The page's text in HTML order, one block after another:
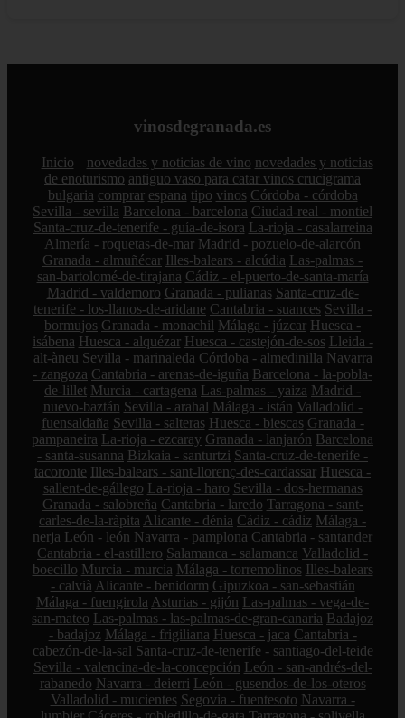
vinosdegranada.es
Inicio novedades y noticias de vino novedades y noticias
de enoturismo antiguo vaso para catar vinos crucigrama
bulgaria comprar espana tipo vinos Córdoba - córdoba
Sevilla - sevilla Barcelona - barcelona Ciudad-real - montiel
Santa-cruz-de-tenerife - guía-de-isora La-rioja - casalarreina
Almería - roquetas-de-mar Madrid - pozuelo-de-alarcón
Granada - almuñécar Illes-balears - alcúdia Las-palmas -
san-bartolomé-de-tirajana Cádiz - el-puerto-de-santa-maría
Madrid - valdemoro Granada - pulianas Santa-cruz-de-
tenerife - los-llanos-de-aridane Cantabria - suances Sevilla -
bormujos Granada - monachil Málaga - júzcar Huesca -
isábena Huesca - alquézar Huesca - castejón-de-sos Lleida -
alt-àneu Sevilla - marinaleda Córdoba - almedinilla Navarra
- zangoza Cantabria - arenas-de-iguña Barcelona - la-pobla-
de-lillet Murcia - cartagena Las-palmas - yaiza Madrid -
nuevo-baztán Sevilla - arahal Málaga - istán Valladolid -
fuensaldaña Sevilla - salteras Huesca - biescas Granada -
pampaneira La-rioja - ezcaray Granada - lanjarón Barcelona
- santa-susanna Bizkaia - santurtzi Santa-cruz-de-tenerife -
tacoronte Illes-balears - sant-llorenç-des-cardassar Huesca -
sallent-de-gállego La-rioja - haro Sevilla - dos-hermanas
Granada - salobreña Cantabria - laredo Tarragona - sant-
carles-de-la-ràpita Alicante - dénia Cádiz - cádiz Málaga -
nerja León - león Navarra - pamplona Cantabria - santander
Cantabria - el-astillero Salamanca - salamanca Valladolid -
boecillo Murcia - murcia Málaga - torremolinos Illes-balears
- calvià Alicante - benidorm Gipuzkoa - san-sebastián
Málaga - fuengirola Asturias - gijón Las-palmas - vega-de-
san-mateo Las-palmas - las-palmas-de-gran-canaria Badajoz
- badajoz Málaga - frigiliana Huesca - jaca Cantabria -
cabezón-de-la-sal Santa-cruz-de-tenerife - santiago-del-teide
Sevilla - valencina-de-la-concepción León - san-andrés-del-
rabanedo Navarra - deierri León - gusendos-de-los-oteros
Valladolid - mucientes Segovia - fuentesoto Navarra -